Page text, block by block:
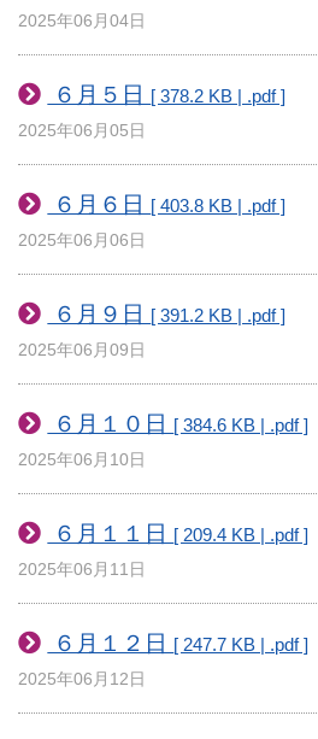
2025年06月04日
６月５日 [ 378.2 KB | .pdf ]
2025年06月05日
６月６日 [ 403.8 KB | .pdf ]
2025年06月06日
６月９日 [ 391.2 KB | .pdf ]
2025年06月09日
６月１０日 [ 384.6 KB | .pdf ]
2025年06月10日
６月１１日 [ 209.4 KB | .pdf ]
2025年06月11日
６月１２日 [ 247.7 KB | .pdf ]
2025年06月12日